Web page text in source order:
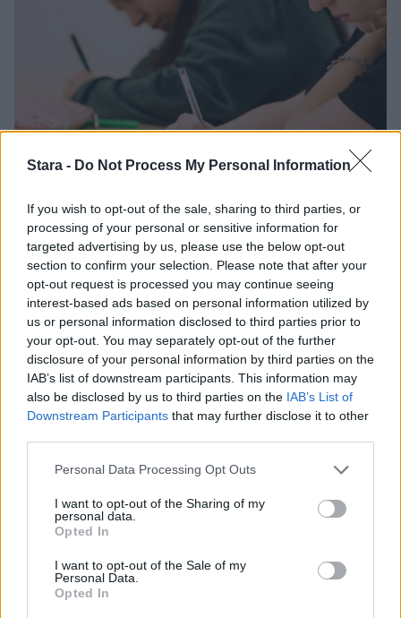
Stara - Do Not Process My Personal Information
If you wish to opt-out of the sale, sharing to third parties, or
processing of your personal or sensitive information for
targeted advertising by us, please use the below opt-out
section to confirm your selection. Please note that after your
opt-out request is processed you may continue seeing
interest-based ads based on personal information utilized by
us or personal information disclosed to third parties prior to
your opt-out. You may separately opt-out of the further
disclosure of your personal information by third parties on the
IAB’s list of downstream participants. This information may
also be disclosed by us to third parties on the IAB’s List of
Downstream Participants that may further disclose it to other
Personal Data Processing Opt Outs
I want to opt-out of the Sharing of my
personal data.
Opted In
I want to opt-out of the Sale of my
Personal Data.
Opted In
Viihdeuutiset
6.10.2018, 8:40
Juankoskella hämmentävä kurssi:
Kengän syönnin alkeet!